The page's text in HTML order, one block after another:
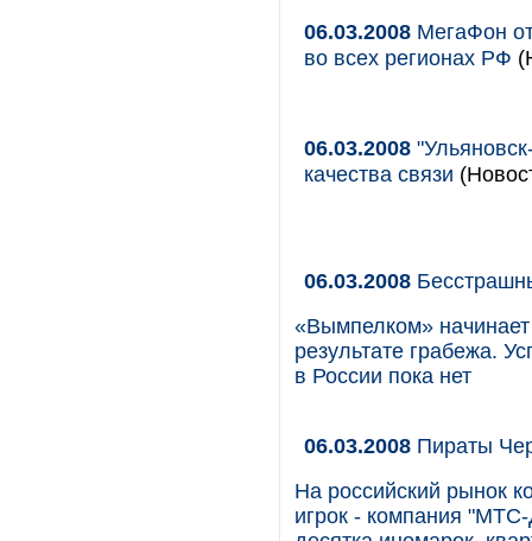
06.03.2008 МегаФон
во всех регионах РФ
06.03.2008
качества связи
06.03.2008
«Вымпелком»
результате грабежа.
в России пока нет
06.03.2008 Пираты
На российский рынок
игрок - компания